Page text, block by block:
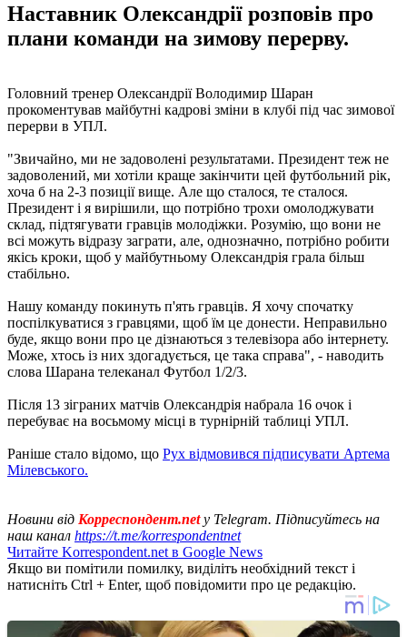
Наставник Олександрії розповів про
плани команди на зимову перерву.
Головний тренер Олександрії Володимир Шаран
прокоментував майбутні кадрові зміни в клубі під час зимової
перерви в УПЛ.
"Звичайно, ми не задоволені результатами. Президент теж не
задоволений, ми хотіли краще закінчити цей футбольний рік,
хоча б на 2-3 позиції вище. Але що сталося, те сталося.
Президент і я вирішили, що потрібно трохи омолоджувати
склад, підтягувати гравців молодіжки. Розумію, що вони не
всі можуть відразу заграти, але, однозначно, потрібно робити
якісь кроки, щоб у майбутньому Олександрія грала більш
стабільно.
Нашу команду покинуть п'ять гравців. Я хочу спочатку
поспілкуватися з гравцями, щоб їм це донести. Неправильно
буде, якщо вони про це дізнаються з телевізора або інтернету.
Може, хтось із них здогадується, це така справа", - наводить
слова Шарана телеканал Футбол 1/2/3.
Після 13 зіграних матчів Олександрія набрала 16 очок і
перебуває на восьмому місці в турнірній таблиці УПЛ.
Раніше стало відомо, що Рух відмовився підписувати Артема
Мілевського.
Новини від Корреспондент.netу Telegram. Підписуйтесь на
наш канал https://t.me/korrespondentnet
Читайте Korrespondent.net в Google News
Якщо ви помітили помилку, виділіть необхідний текст і
натисніть Ctrl + Enter, щоб повідомити про це редакцію.